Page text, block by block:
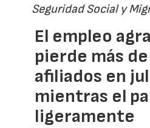
Seguridad Social y
El empleo
pierde más
afiliados en
mientras el
ligeramente